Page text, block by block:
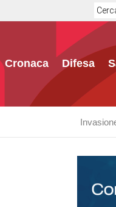
Cronaca Difesa